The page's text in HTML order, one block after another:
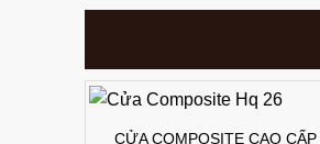
CỬA COMPOSITE CAO